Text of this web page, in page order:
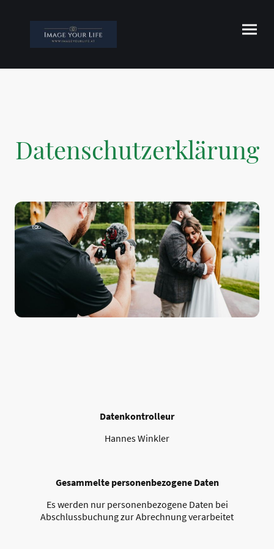
Datenschutzerklärung
Datenkontrolleur
Hannes Winkler
Gesammelte personenbezogene Daten
Es werden nur personenbezogene Daten bei
Abschlussbuchung zur Abrechnung verarbeitet